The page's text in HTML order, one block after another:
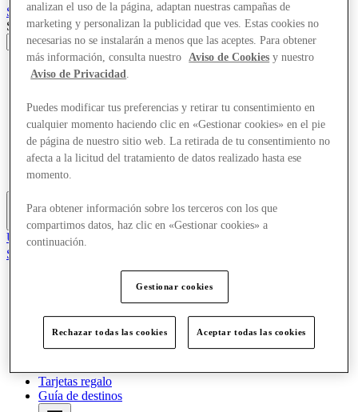
SerravalleDesigner Outlet
Search input
Tiendas
Servicios
¿Qué pasa?
Comer y beber
Tarjetas regalo
Guía de destinos
Más
Únete al Club
Salvado
Servicios
¿Qué pasa?
Tarjetas regalo
Guía de destinos
analizan el uso de la página, adaptan nuestras campañas de
marketing y personalizan la publicidad que ves. Estas cookies no
necesarias no se instalarán a menos que las aceptes. Para obtener
más información, consulta nuestro
Aviso de Cookies y nuestro
Aviso de Privacidad.
Puedes modificar tus preferencias y retirar tu consentimiento en
cualquier momento haciendo clic en «Gestionar cookies» en el pie
de página de nuestro sitio web. La retirada de tu consentimiento no
afecta a la licitud del tratamiento de datos realizado hasta ese
momento.
Para obtener información sobre los terceros con los que
compartimos datos, haz clic en «Gestionar cookies» a
continuación.
Gestionar cookies
Rechazar todas las cookies Aceptar todas las cookies